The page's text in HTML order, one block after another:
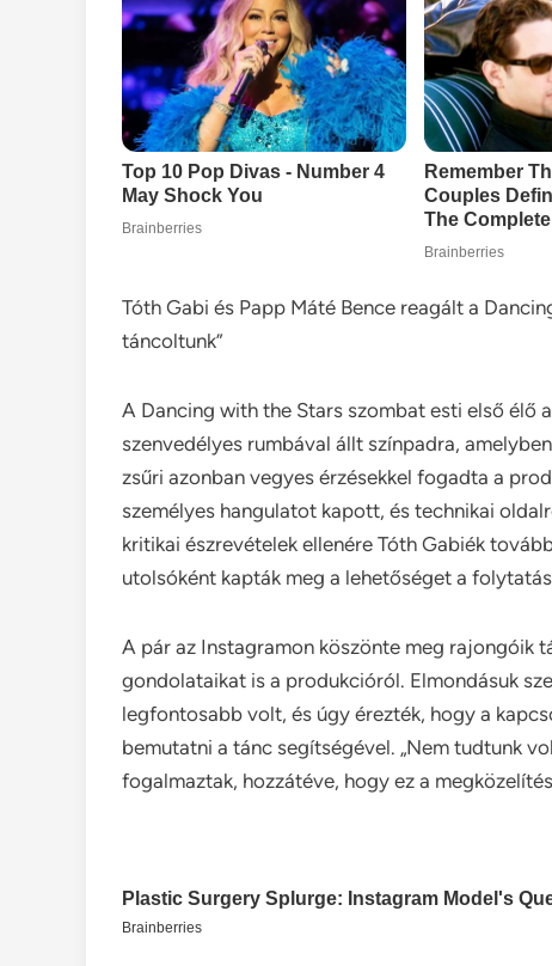
Tóth Gabi és Papp Máté Bence reagált a
táncoltunk”
A Dancing with the Stars szombat esti első élő
szenvedélyes rumbával állt színpadra,
zsűri azonban vegyes érzésekkel fogadta a
személyes hangulatot kapott, és technikai
kritikai észrevételek ellenére Tóth Gabiék
utolsóként kapták meg a lehetőséget a
A pár az Instagramon köszönte meg rajongóik
gondolataikat is a produkcióról. Elmondásuk
legfontosabb volt, és úgy érezték, hogy a
bemutatni a tánc segítségével. „Nem tudtunk
fogalmaztak, hozzátéve, hogy ez a